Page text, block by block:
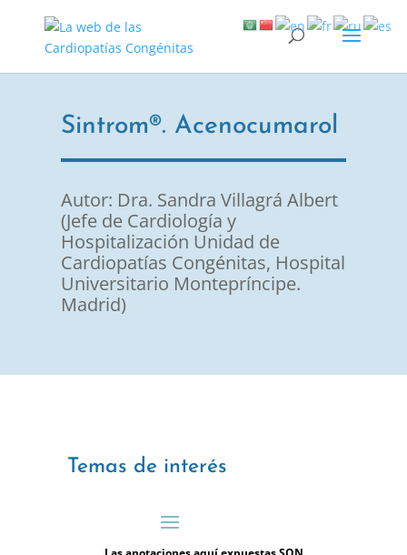
Sintrom®. Acenocumarol
Autor: Dra. Sandra Villagrá Albert
(Jefe de Cardiología y
Hospitalización Unidad de
Cardiopatías Congénitas, Hospital
Universitario Montepríncipe.
Madrid)
Temas de interés